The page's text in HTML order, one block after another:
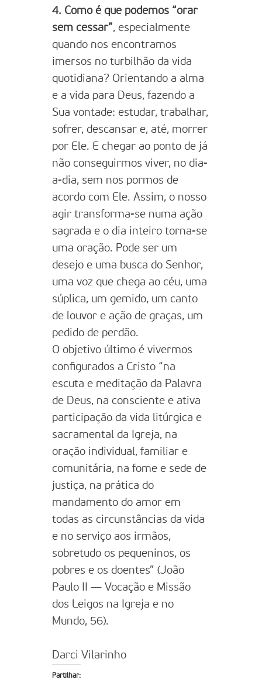
4. Como é que podemos “orar
sem cessar”, especialmente
quando nos encontramos
imersos no turbilhão da vida
quotidiana? Orientando a alma
e a vida para Deus, fazendo a
Sua vontade: estudar, trabalhar,
sofrer, descansar e, até, morrer
por Ele. E chegar ao ponto de já
não conseguirmos viver, no dia-
a-dia, sem nos pormos de
acordo com Ele. Assim, o nosso
agir transforma-se numa ação
sagrada e o dia inteiro torna-se
uma oração. Pode ser um
desejo e uma busca do Senhor,
uma voz que chega ao céu, uma
súplica, um gemido, um canto
de louvor e ação de graças, um
pedido de perdão.
O objetivo último é vivermos
configurados a Cristo “na
escuta e meditação da Palavra
de Deus, na consciente e ativa
participação da vida litúrgica e
sacramental da Igreja, na
oração individual, familiar e
comunitária, na fome e sede de
justiça, na prática do
mandamento do amor em
todas as circunstâncias da vida
e no serviço aos irmãos,
sobretudo os pequeninos, os
pobres e os doentes” (João
Paulo II — Vocação e Missão
dos Leigos na Igreja e no
Mundo, 56).
Darci Vilarinho
Partilhar: